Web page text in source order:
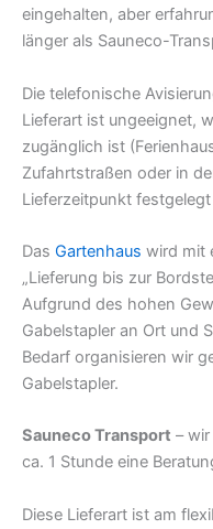
eingehalten, aber
länger als Sauneco-
Die telefonische
Lieferart ist ungeeignet,
zugänglich ist
Zufahrtstraßen oder in
Lieferzeitpunkt
Das Gartenhaus wird mit
„Lieferung bis zur
Aufgrund des hohen
Gabelstapler an Ort und
Bedarf organisieren wir
Gabelstapler.
Sauneco Transport –
ca. 1 Stunde eine
Diese Lieferart ist am